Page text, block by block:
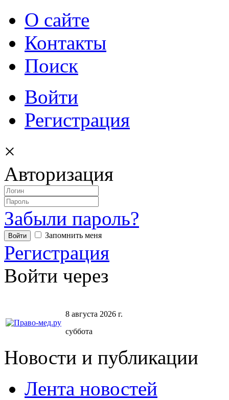
О сайте
Контакты
Поиск
Войти
Регистрация
×
Авторизация
Забыли пароль?
Запомнить меня
Регистрация
Войти через
8 августа 2026 г.
суббота
Новости и публикации
Лента новостей